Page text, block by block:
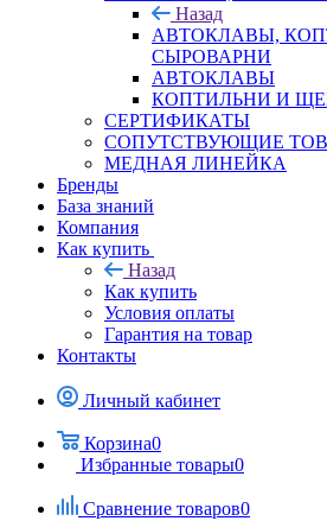
Назад
АВТОКЛАВЫ,
СЫРОВАРНИ
АВТОКЛАВЫ
КОПТИЛЬНИ И
СЕРТИФИКАТЫ
СОПУТСТВУЮЩИЕ
МЕДНАЯ ЛИНЕЙКА
Бренды
База знаний
Компания
Как купить
Назад
Как купить
Условия оплаты
Гарантия на товар
Контакты
Личный кабинет
Корзина0
Избранные товары0
Сравнение товаров0